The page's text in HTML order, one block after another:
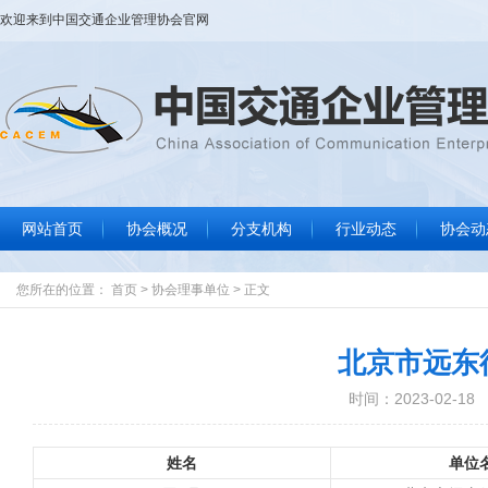
欢迎来到 中国交通企业管理协会官网
网站首页 协会概况
协会简介
协会章程
组织结构
协会领导
协会大事记
协会荣誉
联系我们
分支机构 行业动态
行业要闻
标准规范
政策法规
信息服务
协会
协
通
数
文
您所在的位置： 首页 > 协会理事单位 > 正文
北京市远
时间：2023-02-18
姓名
单位